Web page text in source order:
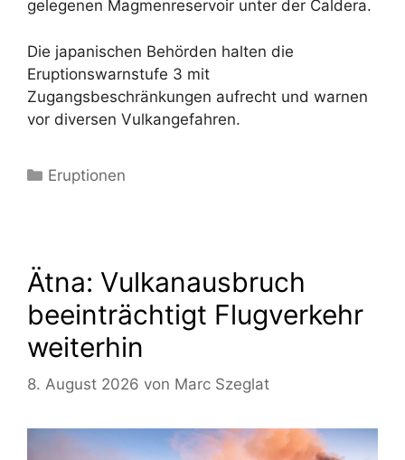
gelegenen Magmenreservoir unter der Caldera.
Die japanischen Behörden halten die
Eruptionswarnstufe 3 mit
Zugangsbeschränkungen aufrecht und warnen
vor diversen Vulkangefahren.
Kategorien
Eruptionen
Ätna: Vulkanausbruch
beeinträchtigt Flugverkehr
weiterhin
8. August 2026 von Marc Szeglat